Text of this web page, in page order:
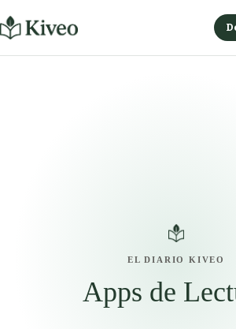
al
contenido
EL DIARIO KIVEO
Apps de